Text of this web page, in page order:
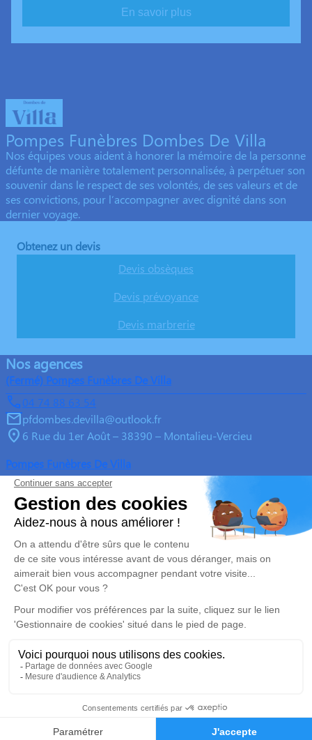
En savoir plus
Pompes Funèbres Dombes De Villa
Nos équipes vous aident à honorer la mémoire de la personne
défunte de manière totalement personnalisée, à perpétuer son
souvenir dans le respect de ses volontés, de ses valeurs et de
ses convictions, pour l’accompagner avec dignité dans son
dernier voyage.
Obtenez un devis
Devis obsèques
Devis prévoyance
Devis marbrerie
Nos agences
(Fermé) Pompes Funèbres De Villa
04 74 88 63 54
pfdombes.devilla@outlook.fr
6 Rue du 1er Août – 38390 – Montalieu-Vercieu
Pompes Funèbres De Villa
04 74 88 63 54
pfdombes.devilla@outlook.fr
Z.A du Mont Revolon, 65 Rue du Pré Flocard – 38390 –
5/5 – 236 avis
Nos Services
Organiser des obsèques
Monuments funéraires
Services aux familles
Liens utiles
Avis de décès
Demande de rendez-vous en
agence
Politique de traitement des données personnelles
Politique d’utilisation des cookies
Zone d'intervention
Réalisation et référencement par